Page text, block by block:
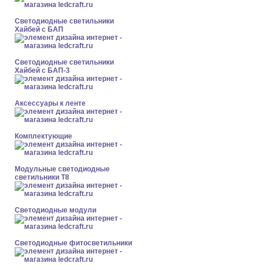
Светодиодные светильники
Хайбей с БАП
Светодиодные светильники
Хайбей с БАП-3
Аксессуары к ленте
Комплектующие
Модульные светодиодные
светильники Т8
Светодиодные модули
Светодиодные фитосветильники